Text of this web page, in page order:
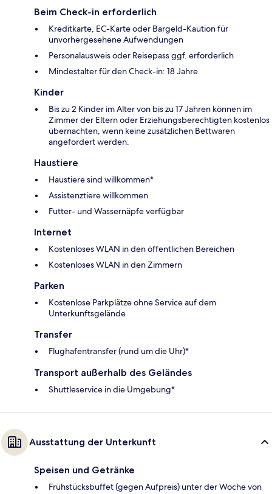
Beim Check-in erforderlich
Kreditkarte, EC-Karte oder Bargeld-Kaution für
unvorhergesehene Aufwendungen
Personalausweis oder Reisepass ggf. erforderlich
Mindestalter für den Check-in: 18 Jahre
Kinder
Bis zu 2 Kinder im Alter von bis zu 17 Jahren können im
Zimmer der Eltern oder Erziehungsberechtigten kostenlos
übernachten, wenn keine zusätzlichen Bettwaren
angefordert werden.
Haustiere
Haustiere sind willkommen*
Assistenztiere willkommen
Futter- und Wassernäpfe verfügbar
Internet
Kostenloses WLAN in den öffentlichen Bereichen
Kostenloses WLAN in den Zimmern
Parken
Kostenlose Parkplätze ohne Service auf dem
Unterkunftsgelände
Transfer
Flughafentransfer (rund um die Uhr)*
Transport außerhalb des Geländes
Shuttleservice in die Umgebung*
Ausstattung der Unterkunft
Speisen und Getränke
Frühstücksbuffet (gegen Aufpreis) unter der Woche von